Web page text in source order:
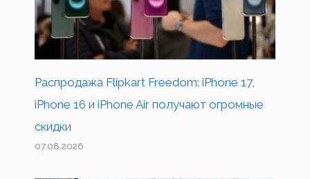
Распродажа Flipkart Freedom: iPhone 17,
iPhone 16 и iPhone Air получают огромные
скидки
07.08.2026